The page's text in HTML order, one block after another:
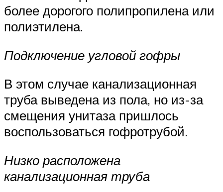
более дорогого полипропилена или
полиэтилена.
Подключение угловой гофры
В этом случае канализационная
труба выведена из пола, но из-за
смещения унитаза пришлось
воспользоваться гофротрубой.
Низко расположена
канализационная труба